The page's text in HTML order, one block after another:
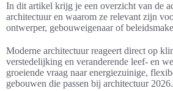
In dit artikel krijg je een overzicht van de
architectuur en waarom ze relevant zijn
ontwerper, gebouweigenaar of
Moderne architectuur reageert direct op
verstedelijking en veranderende leef- en
groeiende vraag naar energiezuinige,
gebouwen die passen bij architectuur 2026.